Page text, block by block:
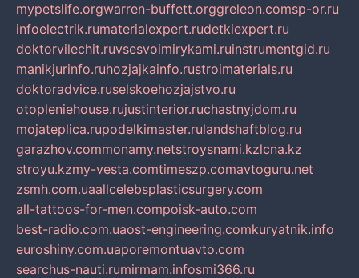
mypetslife.orgwarren-buffett.orggreleon.comsp-or.ru
infoelectrik.rumaterialexpert.rudetkiexpert.ru
doktorvilechit.ruvsesvoimirykami.ruinstrumentgid.ru
manikjurinfo.ruhozjajkainfo.rustroimaterials.ru
doktoradvice.ruselskoehozjajstvo.ru
otopleniehouse.rujustinterior.ruchastnyjdom.ru
mojateplica.rupodelkimaster.rulandshaftblog.ru
garazhov.commonamy.netstroysnami.kzlcna.kz
stroyu.kzmy-vesta.comtimeszp.comavtoguru.net
zsmh.com.uaallcelebsplasticsurgery.com
all-tattoos-for-men.compoisk-auto.com
best-radio.com.uaost-engineering.comkuryatnik.info
euroshiny.com.uaporemontuavto.com
searchus-nauti.rumirmam.infosmi366.ru